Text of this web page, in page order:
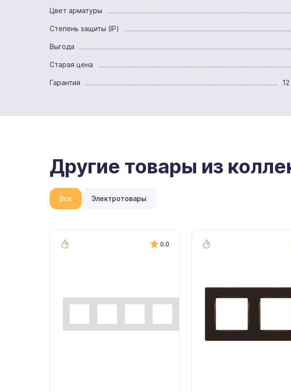
Цвет арматуры
Степень защиты (IP)
Выгода
Старая цена
Гарантия
Другие товары из
Все Электротовары
0.0